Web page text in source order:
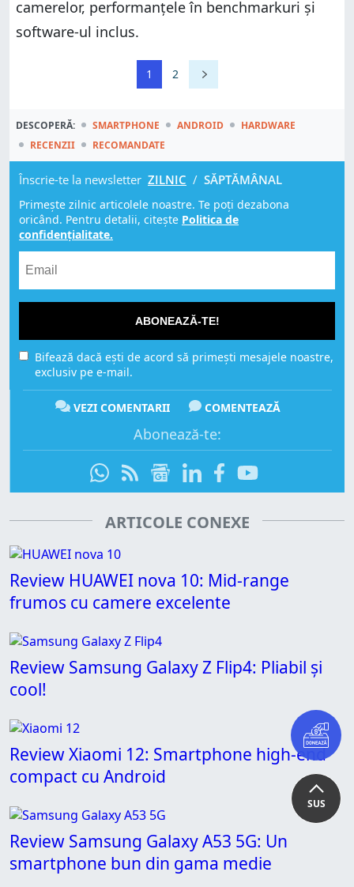
SUS
camerelor, performanțele în benchmarkuri și
software-ul inclus.
1 2
DESCOPERĂ: SMARTPHONE ANDROID
HARDWARE
RECENZII
RECOMANDATE
Înscrie-te la newsletter ZILNIC / SĂPTĂMÂNAL
Primește zilnic articolele noastre. Te poți dezabona
oricând. Pentru detalii, citește Politica de
confidențialitate.
ABONEAZĂ-TE!
Bifează dacă ești de acord să primești mesajele noastre,
exclusiv pe e-mail.
VEZI COMENTARII COMENTEAZĂ
Abonează-te:
ARTICOLE CONEXE
Review HUAWEI nova 10: Mid-range
frumos cu camere excelente
Review Samsung Galaxy Z Flip4: Pliabil și
cool!
Review Xiaomi 12: Smartphone high-end
compact cu Android
Review Samsung Galaxy A53 5G: Un
smartphone bun din gama medie